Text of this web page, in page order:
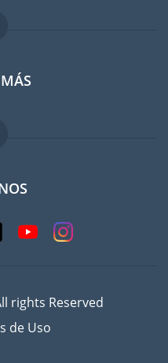
extranjero
rights Reserved
de Uso